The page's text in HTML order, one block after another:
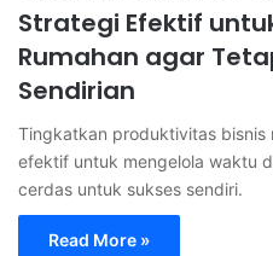
Strategi Efektif
Rumahan agar
Sendirian
Tingkatkan produktivitas bisnis
efektif untuk mengelola waktu
cerdas untuk sukses sendiri.
Read More »